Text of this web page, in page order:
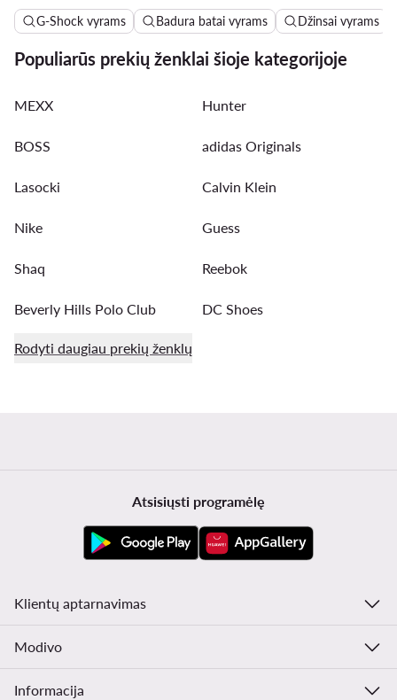
G-Shock vyrams Badura batai vyrams Džinsai vyrams
Populiarūs prekių ženklai šioje kategorijoje
MEXX Hunter
BOSS adidas Originals
Lasocki Calvin Klein
Nike Guess
Shaq Reebok
Beverly Hills Polo Club DC Shoes
Rodyti daugiau prekių ženklų
Atsisiųsti programėlę
Klientų aptarnavimas
Modivo
Informacija